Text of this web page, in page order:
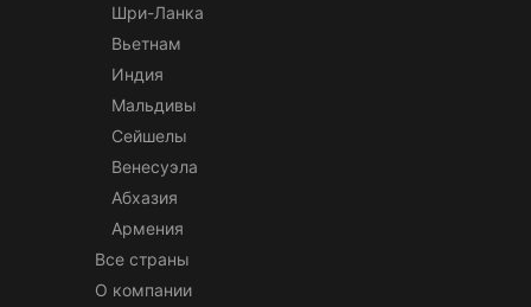
Шри-Ланка
Вьетнам
Индия
Мальдивы
Сейшелы
Венесуэла
Абхазия
Армения
Все страны
О компании